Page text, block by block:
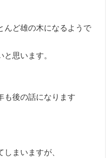
んど雄の木になるようで
思います。
も後の話になります
まいますが、